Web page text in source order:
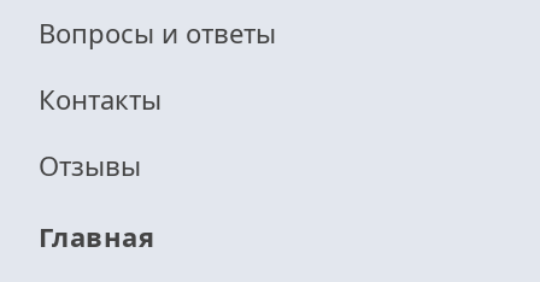
Вопросы и ответы
Контакты
Отзывы
Главная